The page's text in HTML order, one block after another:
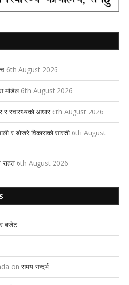
6th August 2026
मोडेल 6th August 2026
र स्वास्थ्यको आधार 6th August 2026
र डोजरे विकासको सास्ती 6th August
राहत 6th August 2026
बजेट
on समय सन्दर्भ